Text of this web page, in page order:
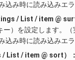
込み時に読み込みエ
/ List / item @
）を設定します。
込み時に読み込みエ
List / item @ sort）